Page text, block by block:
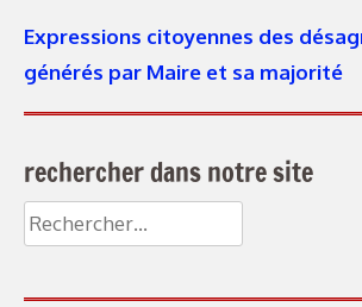
Expressions citoyennes des
générés par Maire et sa majorité
rechercher dans notre site
Rechercher :